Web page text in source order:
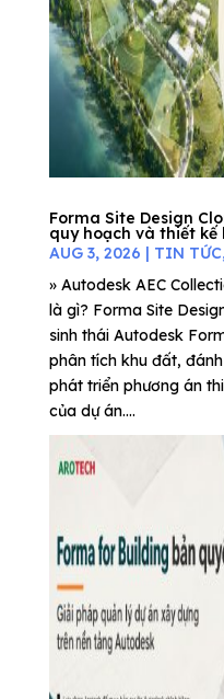
Forma Site Design
quy hoạch và thiết kế
AUG 3, 2026 | TIN TỨC
» Autodesk AEC
là gì? Forma Site
sinh thái Autodesk
phân tích khu đất,
phát triển phương án
của dự án....